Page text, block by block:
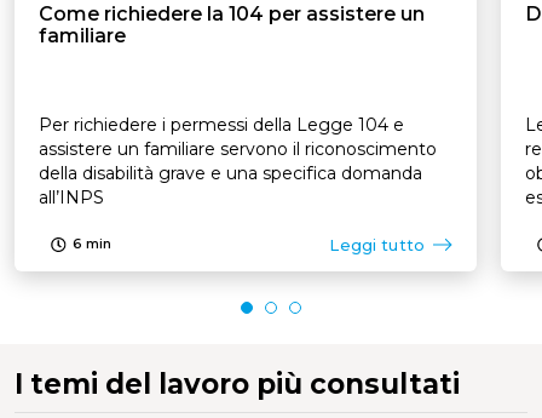
Come richiedere la 104 per assistere un
familiare
Per richiedere i permessi della Legge 104 e
assistere un familiare servono il riconoscimento
della disabilità grave e una specifica domanda
all’INPS
6 min Leggi tutto
I temi del lavoro più consultati